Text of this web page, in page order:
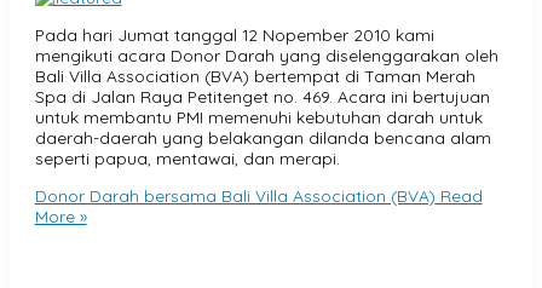
Pada hari Jumat tanggal 12 Nopember 2010 kami
mengikuti acara Donor Darah yang diselenggarakan oleh
Bali Villa Association (BVA) bertempat di Taman Merah
Spa di Jalan Raya Petitenget no. 469. Acara ini bertujuan
untuk membantu PMI memenuhi kebutuhan darah untuk
daerah-daerah yang belakangan dilanda bencana alam
seperti papua, mentawai, dan merapi.
Donor Darah bersama Bali Villa Association (BVA) Read
More »